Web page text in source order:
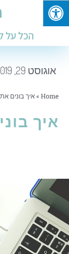
הכל על
אוגוסט 29, 2019
Home
»איך בונים אתר
איך